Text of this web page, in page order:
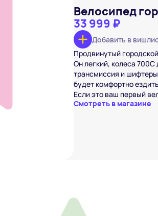
Велосипед
33 999 ₽
Добавить в
Продвинутый
Он легкий, колеса 700С
трансмиссия и
будет комфортно
Если это ваш первый
Смотреть в магазине